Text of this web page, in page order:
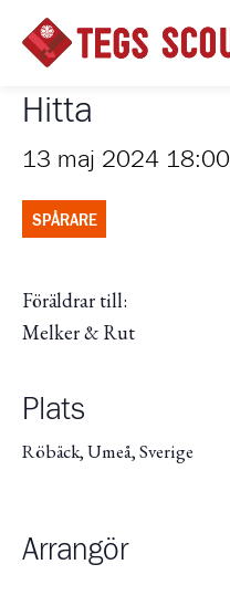
Hitta
13 maj 2024 18:00
SPÅRARE
Föräldrar till:
Melker & Rut
Plats
Röbäck, Umeå, Sverige
Arrangör